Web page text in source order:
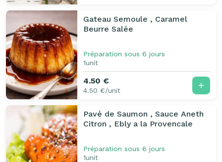
Gateau Semoule , Caramel
Beurre Salée
Préparation sous 6 jours
1unit
4.50 €
4.50 €/unit
Pavé de Saumon , Sauce Aneth
Citron , Ebly a la Provencale
Préparation sous 6 jours
1unit